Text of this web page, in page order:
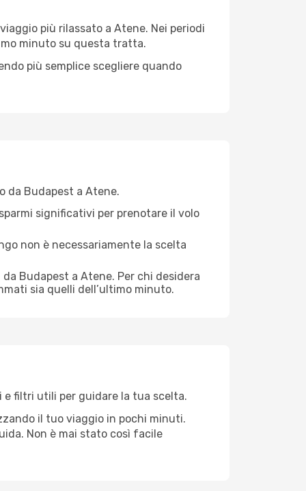
più rilassato a Atene. Nei periodi
minuto su questa tratta.
più semplice scegliere quando
da Budapest a Atene.
significativi per prenotare il volo
non è necessariamente la scelta
Budapest a Atene. Per chi desidera
sia quelli dell’ultimo minuto.
e filtri utili per guidare la tua scelta.
il tuo viaggio in pochi minuti.
Non è mai stato così facile